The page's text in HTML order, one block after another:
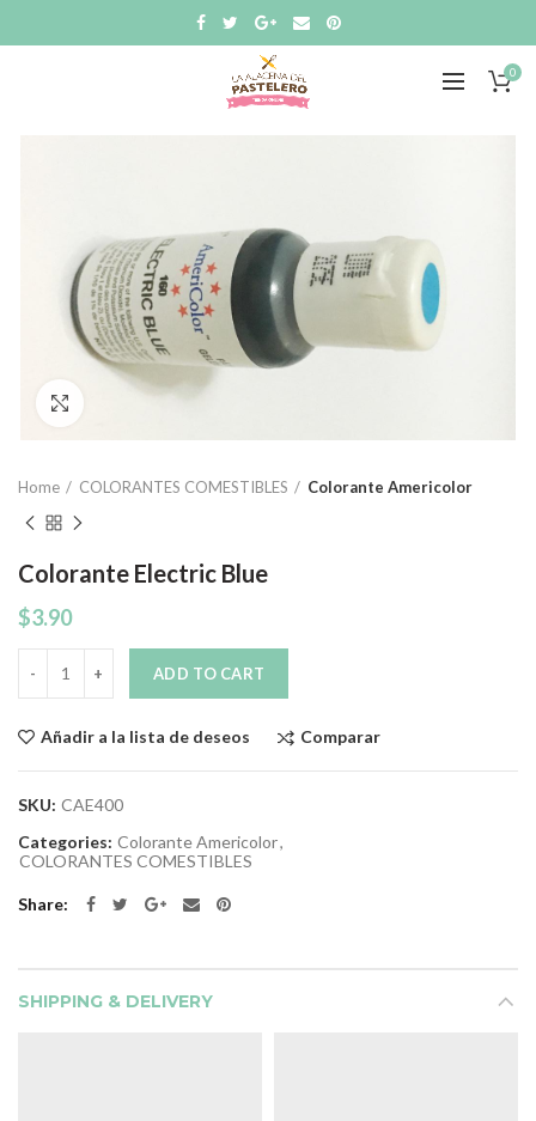
0
Home COLORANTES COMESTIBLES Colorante Americolor
Colorante Electric Blue
$3.90
ADD TO CART
Añadir a la lista de deseos Comparar
SKU: CAE400
Categories: Colorante Americolor,
COLORANTES COMESTIBLES
Share
SHIPPING & DELIVERY